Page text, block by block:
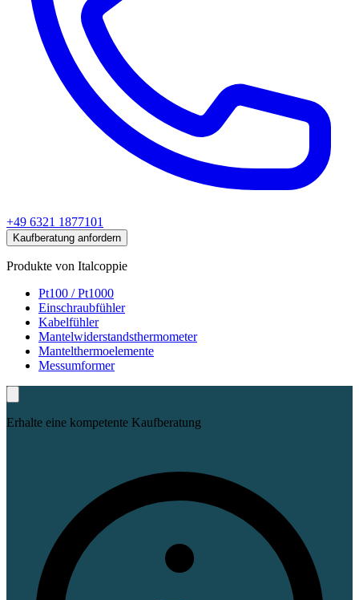
+49 6321 1877101
Kaufberatung anfordern
Produkte von Italcoppie
Pt100 / Pt1000
Einschraubfühler
Kabelfühler
Mantelwiderstandsthermometer
Mantelthermoelemente
Messumformer
Erhalte eine kompetente Kaufberatung